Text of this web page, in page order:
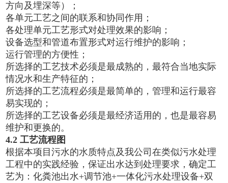
方向及埋深等）；
各单元工艺之间的联系和协同作用；
各处理单元工艺形式对处理效果的影响；
设备选型和管道布置形式对运行维护的影响；
运行管理的方便性；
所选择的工艺技术必须是最成熟的，最符合当地实际
情况水和生产特征的；
所选择的工艺流程必须是最简单的，管理和运行最容
易实现的；
所选择的工艺设备必须是最经济适用的，也是最容易
维护和更换的。
4.2 工艺流程图
根据本项目污水的水质特点及我公司在类似污水处理
工程中的实践经验，保证出水达到处理要求，确定工
艺为：化粪池出水+调节池+一体化污水处理设备+双